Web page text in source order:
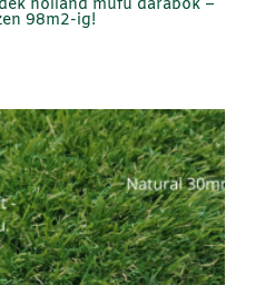
holland műfű darabok –
98m2-ig!
Ft